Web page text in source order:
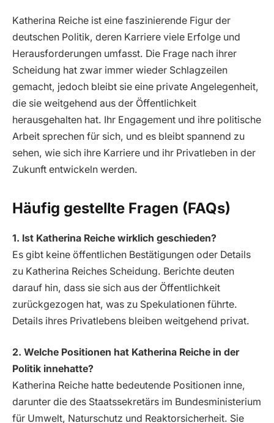
Katherina Reiche ist eine faszinierende Figur der
deutschen Politik, deren Karriere viele Erfolge und
Herausforderungen umfasst. Die Frage nach ihrer
Scheidung hat zwar immer wieder Schlagzeilen
gemacht, jedoch bleibt sie eine private Angelegenheit,
die sie weitgehend aus der Öffentlichkeit
herausgehalten hat. Ihr Engagement und ihre politische
Arbeit sprechen für sich, und es bleibt spannend zu
sehen, wie sich ihre Karriere und ihr Privatleben in der
Zukunft entwickeln werden.
Häufig gestellte Fragen (FAQs)
1. Ist Katherina Reiche wirklich geschieden?
Es gibt keine öffentlichen Bestätigungen oder Details
zu Katherina Reiches Scheidung. Berichte deuten
darauf hin, dass sie sich aus der Öffentlichkeit
zurückgezogen hat, was zu Spekulationen führte.
Details ihres Privatlebens bleiben weitgehend privat.
2. Welche Positionen hat Katherina Reiche in der
Politik innehatte?
Katherina Reiche hatte bedeutende Positionen inne,
darunter die des Staatssekretärs im Bundesministerium
für Umwelt, Naturschutz und Reaktorsicherheit. Sie